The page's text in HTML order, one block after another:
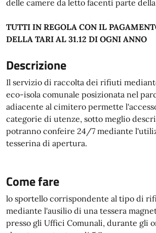
delle camere da letto facenti parte
TUTTI IN REGOLA CON IL
DELLA TARI AL 31.12 DI OGNI ANNO
Descrizione
Il servizio di raccolta dei rifiuti
eco-isola comunale posizionata nel
adiacente al cimitero permette
categorie di utenze, sotto meglio
potranno confeire 24/7 mediante
tesserina di apertura.
Come fare
lo sportello corrispondente al tipo di
mediante l'ausilio di una tessera
presso gli Uffici Comunali, durante gli